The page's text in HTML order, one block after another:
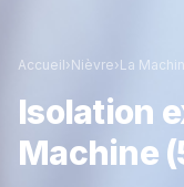
Accueil›Nièvre›La
Isolation
Machine